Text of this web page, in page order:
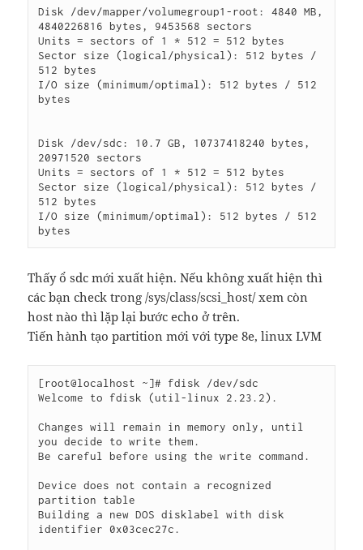
Disk /dev/mapper/volumegroup1-root: 4840 MB,
4840226816 bytes, 9453568 sectors
Units = sectors of 1 * 512 = 512 bytes
Sector size (logical/physical): 512 bytes /
512 bytes
I/O size (minimum/optimal): 512 bytes / 512
bytes
Disk /dev/sdc: 10.7 GB, 10737418240 bytes,
20971520 sectors
Units = sectors of 1 * 512 = 512 bytes
Sector size (logical/physical): 512 bytes /
512 bytes
I/O size (minimum/optimal): 512 bytes / 512
Thấy ổ sdc mới xuất hiện. Nếu không xuất hiện thì
các bạn check trong /sys/class/scsi_host/ xem còn
host nào thì lặp lại bước echo ở trên.
Tiến hành tạo partition mới với type 8e, linux LVM
[root@localhost ~]# fdisk /dev/sdc
Welcome to fdisk (util-linux 2.23.2).
Changes will remain in memory only, until
you decide to write them.
Be careful before using the write command.
Device does not contain a recognized
partition table
Building a new DOS disklabel with disk
identifier 0x03cec27c.